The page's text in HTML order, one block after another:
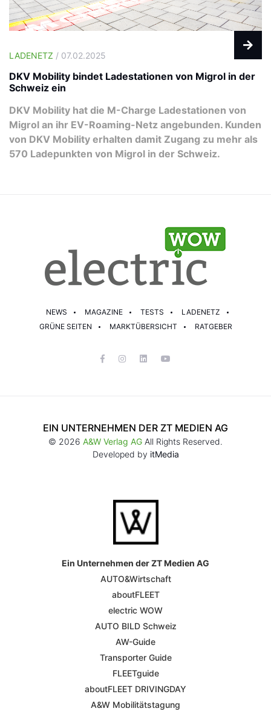
LADENETZ / 07.02.2025
DKV Mobility bindet Ladestationen von Migrol in der
Schweiz ein
DKV Mobility hat die M-Charge Ladestationen von
Migrol an ihr EV-Roaming-Netz angebunden. Kunden
von DKV Mobility erhalten damit Zugang zu mehr als
570 Ladepunkten von Migrol in der Schweiz.
NEWS MAGAZINE TESTS
LADENETZ
GRÜNE SEITEN
MARKTÜBERSICHT RATGEBER
EIN UNTERNEHMEN DER ZT MEDIEN AG
© 2026 A&W Verlag AG All Rights Reserved.
Developed by itMedia
Ein Unternehmen der ZT Medien AG
AUTO&Wirtschaft
aboutFLEET
electric WOW
AUTO BILD Schweiz
AW-Guide
Transporter Guide
FLEETguide
aboutFLEET DRIVINGDAY
A&W Mobilitätstagung